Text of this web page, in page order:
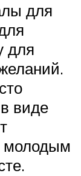
для
для
виде
молодым